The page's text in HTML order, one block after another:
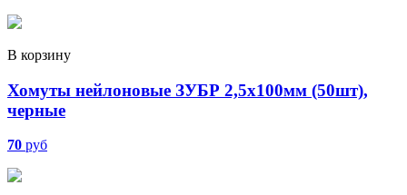
В корзину
Хомуты нейлоновые ЗУБР 2,5х100мм (50шт),
черные
70 руб